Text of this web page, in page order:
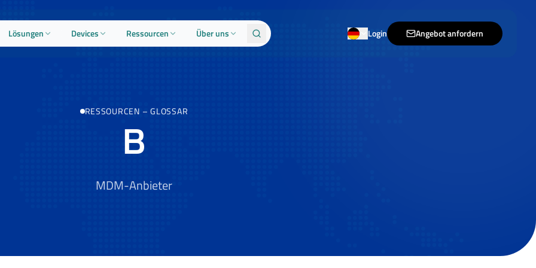
Lösungen Devices Ressourcen Über uns Login Angebot anfordern
RESSOURCEN – GLOSSAR
B
MDM-Anbieter